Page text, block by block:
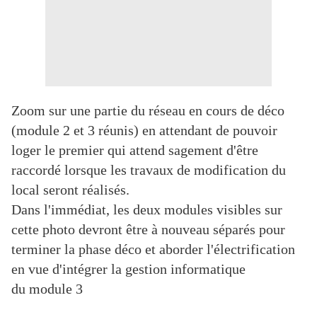
Zoom sur une partie du réseau en cours de déco
(module 2 et 3 réunis) en attendant de pouvoir
loger le premier qui attend sagement d'être
raccordé lorsque les travaux de modification du
local seront réalisés.
Dans l'immédiat, les deux modules visibles sur
cette photo devront être à nouveau séparés pour
terminer la phase déco et aborder l'électrification
en vue d'intégrer la gestion informatique
du module 3